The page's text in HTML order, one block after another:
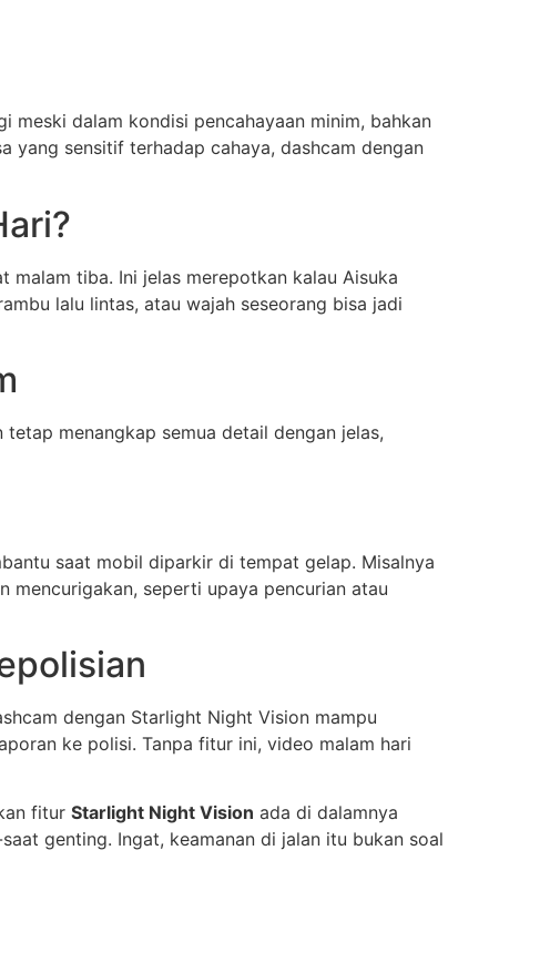
dalam kondisi pencahayaan minim, bahkan
yang sensitif terhadap cahaya, dashcam dengan
malam tiba. Ini jelas merepotkan kalau Aisuka
lalu lintas, atau wajah seseorang bisa jadi
menangkap semua detail dengan jelas,
saat mobil diparkir di tempat gelap. Misalnya
mencurigakan, seperti upaya pencurian atau
dengan Starlight Night Vision mampu
ke polisi. Tanpa fitur ini, video malam hari
fitur Starlight Night Vision ada di dalamnya
genting. Ingat, keamanan di jalan itu bukan soal